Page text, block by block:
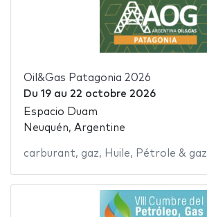
Oil&Gas Patagonia 2026
Du 19au 22 octobre 2026
Espacio Duam
Neuquén, Argentine
carburant, gaz, Huile, Pétrole & gaz